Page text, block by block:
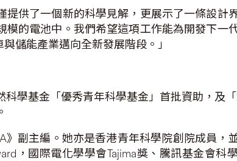
供了一個新的科學見解，更展示了一條設計
的電池中。我們希望這項工作能為開發下一
儲能產業邁向全新發展階段。」
學基金「優秀青年科學基金」首批資助，及
》副主編。她亦是香港青年科學院創院成員，
，國際電化學學會Tajima獎、騰訊基金會科